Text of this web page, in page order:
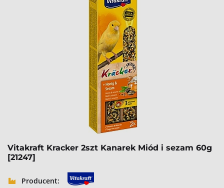
Vitakraft Kracker 2szt Kanarek Miód i sezam 60g
[21247]
Producent: